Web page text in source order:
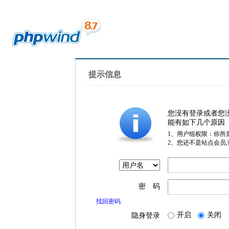
提示信息
您没有登录或者您
能有如下几个原因
1、用户组权限：你所
2、您还不是站点会员
密 码
找回密码
隐身登录 开启 关闭